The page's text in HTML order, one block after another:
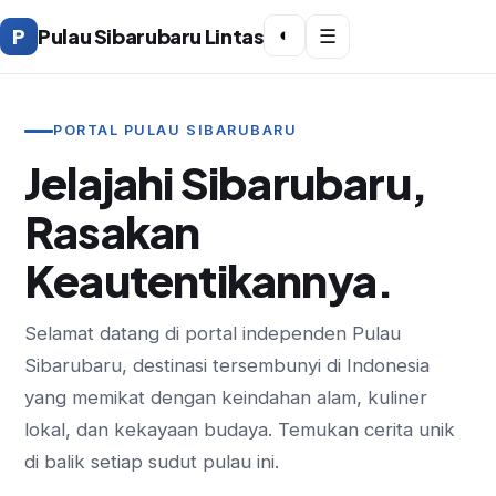
P Pulau Sibarubaru Lintas ◐ ☰
PORTAL PULAU SIBARUBARU
Jelajahi Sibarubaru,
Rasakan
Keautentikannya.
Selamat datang di portal independen Pulau
Sibarubaru, destinasi tersembunyi di Indonesia
yang memikat dengan keindahan alam, kuliner
lokal, dan kekayaan budaya. Temukan cerita unik
di balik setiap sudut pulau ini.